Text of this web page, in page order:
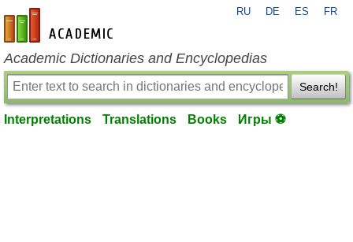
en-academic.com
RU DE ES FR
Academic Dictionaries and Encyclopedias
Search!
Interpretations Translations Books Игры ⚽